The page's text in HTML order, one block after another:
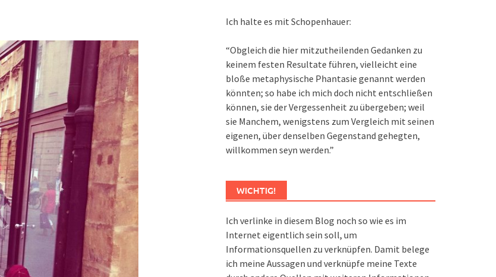
Ich halte es mit Schopenhauer:
“Obgleich die hier mitzutheilenden Gedanken zu
keinem festen Resultate führen, vielleicht eine
bloße metaphysische Phantasie genannt werden
könnten; so habe ich mich doch nicht entschließen
können, sie der Vergessenheit zu übergeben; weil
sie Manchem, wenigstens zum Vergleich mit seinen
eigenen, über denselben Gegenstand gehegten,
willkommen seyn werden.”
WICHTIG!
Ich verlinke in diesem Blog noch so wie es im
Internet eigentlich sein soll, um
Informationsquellen zu verknüpfen. Damit belege
ich meine Aussagen und verknüpfe meine Texte